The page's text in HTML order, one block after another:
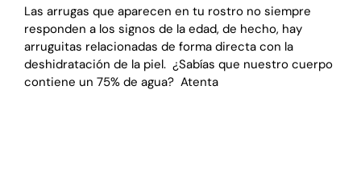
Las arrugas que aparecen en tu rostro no siempre
responden a los signos de la edad, de hecho, hay
arruguitas relacionadas de forma directa con la
deshidratación de la piel. ¿Sabías que nuestro cuerpo
contiene un 75% de agua? Atenta